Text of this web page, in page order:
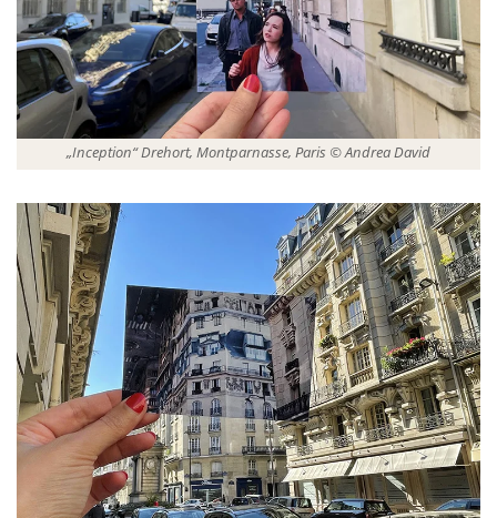
„Inception“ Drehort, Montparnasse, Paris © Andrea David